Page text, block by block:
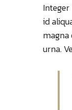
id
urna.